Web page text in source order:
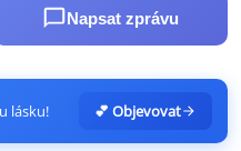
Napsat zprávu
lásku! 💕 Objevovat